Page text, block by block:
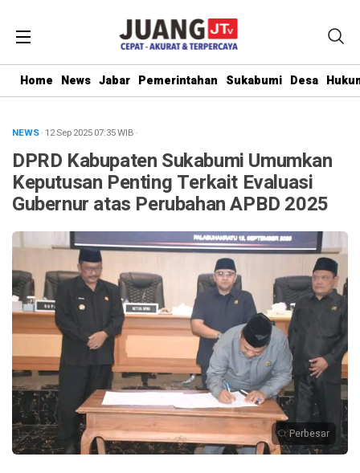
Home News Jabar Pemerintahan Sukabumi Desa
NEWS· 12 Sep 202507:35WIB ·
DPRD Kabupaten Sukabumi Umumkan
Keputusan Penting Terkait Evaluasi
Gubernur atas Perubahan APBD 2025
Perbesar